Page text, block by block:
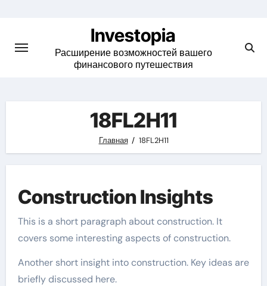
content
Investopia
Расширение возможностей вашего
финансового путешествия
18FL2H11
Главная 18FL2H11
Construction Insights
This is a short paragraph about construction. It
covers some interesting aspects of construction.
Another short insight into construction. Key ideas are
briefly discussed here.